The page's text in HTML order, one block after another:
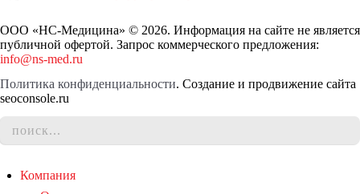
ООО «НС-Медицина» © 2026. Информация на сайте не является
публичной офертой. Запрос коммерческого предложения:
info@ns-med.ru
Политика конфиденциальности. Создание и продвижение сайта
seoconsole.ru
Компания